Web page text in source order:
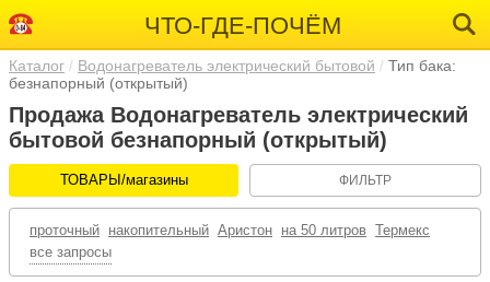
ЧТО-ГДЕ-ПОЧЁМ
Каталог Водонагреватель электрический бытовой
Тип бака:
безнапорный (открытый)
Продажа Водонагреватель электрический
бытовой безнапорный (открытый)
ТОВАРЫ/магазины ФИЛЬТР
проточный накопительный Аристон на 50 литров Термекс
все запросы